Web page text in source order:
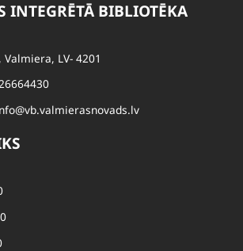
INTEGRĒTĀ BIBLIOTĒKA
LV- 4201